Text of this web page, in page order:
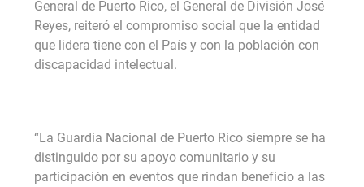
General de Puerto Rico, el General de División José
Reyes, reiteró el compromiso social que la entidad
que lidera tiene con el País y con la población con
discapacidad intelectual.
“La Guardia Nacional de Puerto Rico siempre se ha
distinguido por su apoyo comunitario y su
participación en eventos que rindan beneficio a las